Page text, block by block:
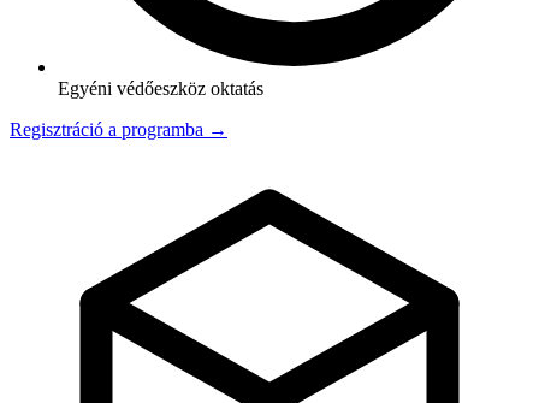
Egyéni védőeszköz oktatás
Regisztráció a programba →